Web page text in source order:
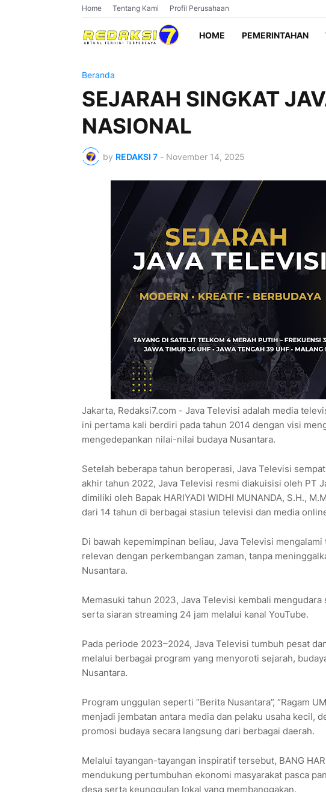
Home Tentang Kami Profil Perusahaan
HOME PEMERINTAHAN
Beranda
SEJARAH SINGKAT
NASIONAL
by REDAKSI 7 - November 14, 2025
Jakarta, Redaksi7.com - Java Televisi adalah media
ini pertama kali berdiri pada tahun 2014 dengan visi
mengedepankan nilai-nilai budaya Nusantara.
Setelah beberapa tahun beroperasi, Java Televisi
akhir tahun 2022, Java Televisi resmi diakuisisi oleh PT
dimiliki oleh Bapak HARIYADI WIDHI MUNANDA, S.H.,
dari 14 tahun di berbagai stasiun televisi dan media
Di bawah kepemimpinan beliau, Java Televisi
relevan dengan perkembangan zaman, tanpa
Nusantara.
Memasuki tahun 2023, Java Televisi kembali
serta siaran streaming 24 jam melalui kanal YouTube.
Pada periode 2023–2024, Java Televisi tumbuh pesat
melalui berbagai program yang menyoroti sejarah,
Nusantara.
Program unggulan seperti “Berita Nusantara”, “Ragam
menjadi jembatan antara media dan pelaku usaha kecil,
promosi budaya secara langsung dari berbagai daerah.
Melalui tayangan-tayangan inspiratif tersebut, BANG
mendukung pertumbuhan ekonomi masyarakat pasca
desa serta keunggulan lokal yang membanggakan.